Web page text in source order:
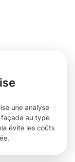
une analyse
au type
évite les coûts